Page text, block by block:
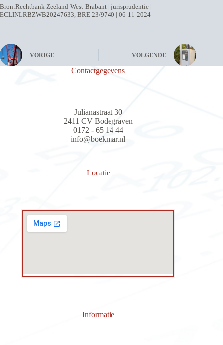
Bron:Rechtbank Zeeland-West-Brabant | jurisprudentie |
ECLINLRBZWB20247633, BRE 23/9740 | 06-11-2024
VORIGE VOLGENDE
Contactgegevens
Julianastraat 30
2411 CV Bodegraven
0172 - 65 14 44
info@boekmar.nl
Locatie
Informatie